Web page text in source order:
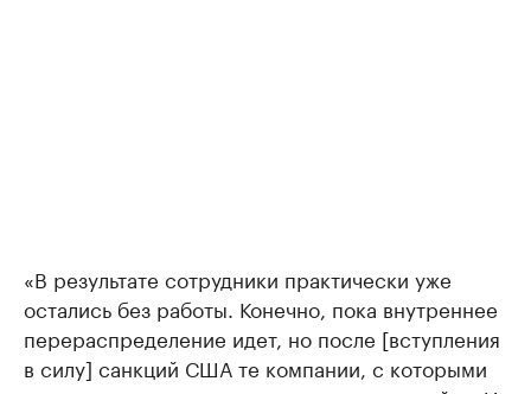
«В результате сотрудники практически уже
остались без работы. Конечно, пока внутреннее
перераспределение идет, но после [вступления
в силу] санкций США те компании, с которыми